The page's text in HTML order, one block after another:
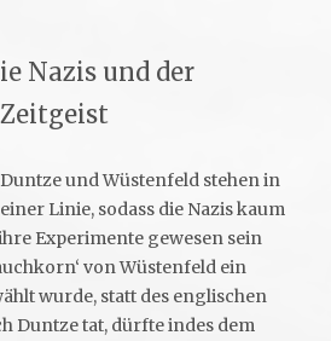
ie Nazis und der
Zeitgeist
Duntze und Wüstenfeld stehen in
einer Linie, sodass die Nazis kaum
Experimente gewesen sein
von Wüstenfeld ein
wurde, statt des englischen
Duntze tat, dürfte indes dem